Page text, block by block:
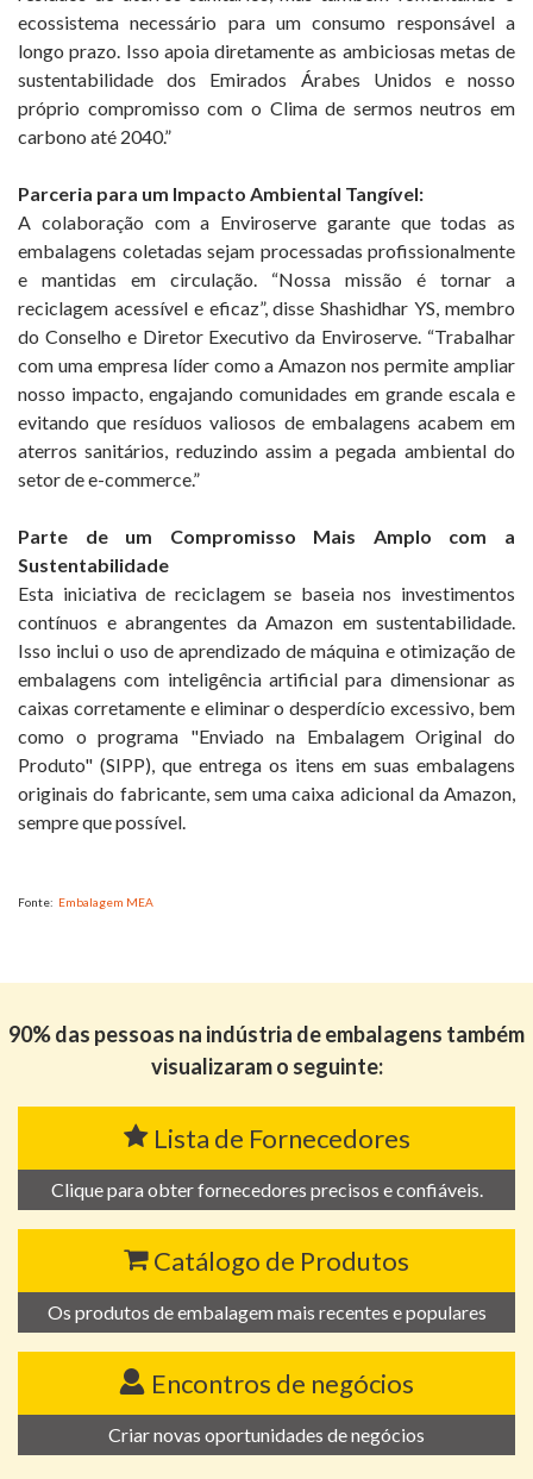
ecossistema necessário para um consumo responsável a
longo prazo. Isso apoia diretamente as ambiciosas metas de
sustentabilidade dos Emirados Árabes Unidos e nosso
próprio compromisso com o Clima de sermos neutros em
carbono até 2040.”
Parceria para um Impacto Ambiental Tangível:
A colaboração com a Enviroserve garante que todas as
embalagens coletadas sejam processadas profissionalmente
e mantidas em circulação. “Nossa missão é tornar a
reciclagem acessível e eficaz”, disse Shashidhar YS, membro
do Conselho e Diretor Executivo da Enviroserve. “Trabalhar
com uma empresa líder como a Amazon nos permite ampliar
nosso impacto, engajando comunidades em grande escala e
evitando que resíduos valiosos de embalagens acabem em
aterros sanitários, reduzindo assim a pegada ambiental do
setor de e-commerce.”
Parte de um Compromisso Mais Amplo com a
Sustentabilidade
Esta iniciativa de reciclagem se baseia nos investimentos
contínuos e abrangentes da Amazon em sustentabilidade.
Isso inclui o uso de aprendizado de máquina e otimização de
embalagens com inteligência artificial para dimensionar as
caixas corretamente e eliminar o desperdício excessivo, bem
como o programa "Enviado na Embalagem Original do
Produto" (SIPP), que entrega os itens em suas embalagens
originais do fabricante, sem uma caixa adicional da Amazon,
sempre que possível.
Fonte: Embalagem MEA
90% das pessoas na indústria de embalagens também
visualizaram o seguinte:
Lista de Fornecedores
Clique para obter fornecedores precisos e confiáveis.
Catálogo de Produtos
Os produtos de embalagem mais recentes e populares
Encontros de negócios
Criar novas oportunidades de negócios